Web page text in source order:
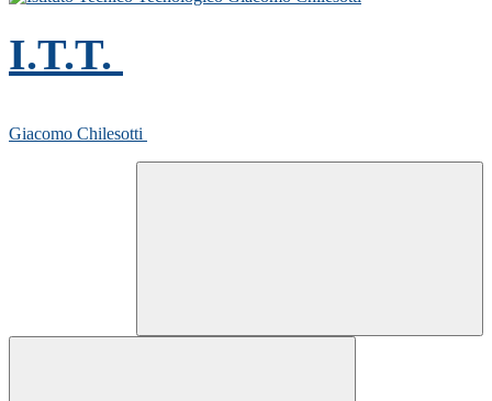
I.T.T.
Giacomo Chilesotti